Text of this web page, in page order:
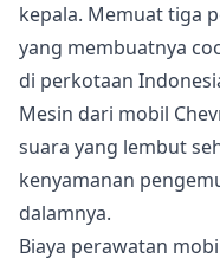
kepala. Memuat tiga
yang membuatnya
di perkotaan
Mesin dari mobil
suara yang lembut
kenyamanan
dalamnya.
Biaya perawatan